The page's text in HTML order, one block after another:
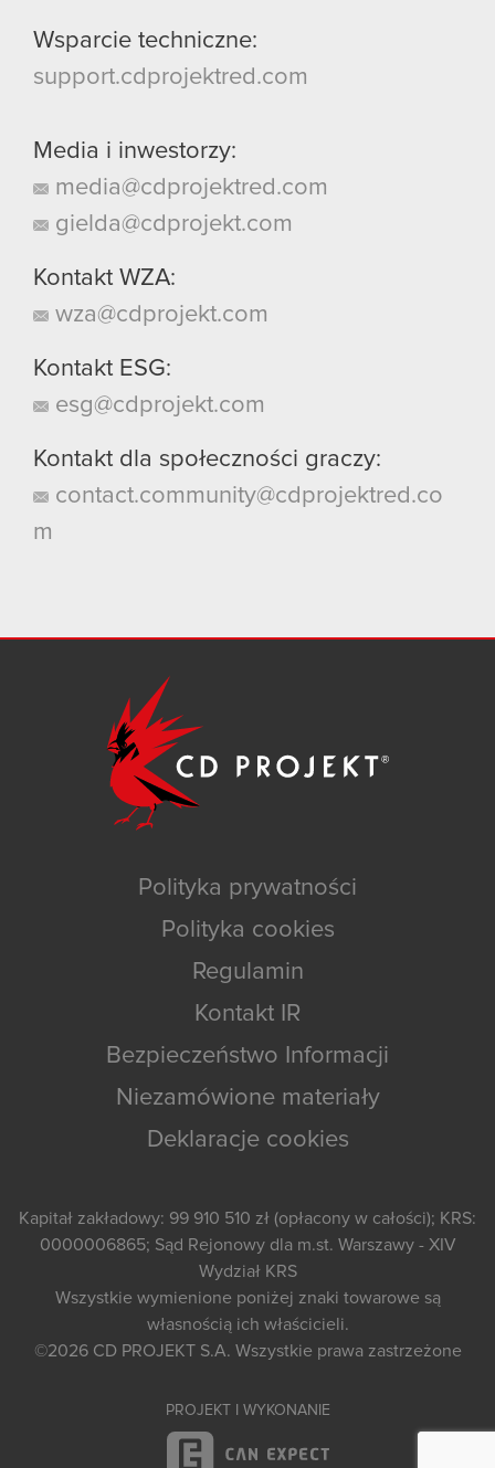
Wsparcie techniczne:
support.cdprojektred.com
Media i inwestorzy:
media@cdprojektred.com
gielda@cdprojekt.com
Kontakt WZA:
wza@cdprojekt.com
Kontakt ESG:
esg@cdprojekt.com
Kontakt dla społeczności graczy:
contact.community@cdprojektred.co
m
Polityka prywatności
Polityka cookies
Regulamin
Kontakt IR
Bezpieczeństwo Informacji
Niezamówione materiały
Deklaracje cookies
Kapitał zakładowy: 99 910 510 zł (opłacony w całości); KRS:
0000006865; Sąd Rejonowy dla m.st. Warszawy - XIV
Wydział KRS
Wszystkie wymienione poniżej znaki towarowe są
własnością ich właścicieli.
©2026 CD PROJEKT S.A. Wszystkie prawa zastrzeżone
PROJEKT I WYKONANIE